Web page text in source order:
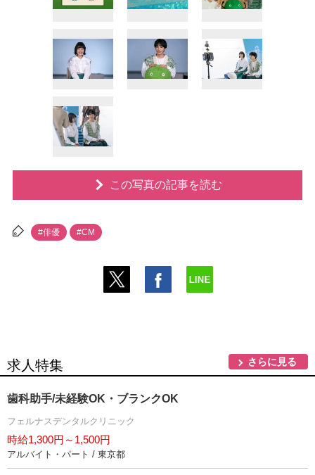
この写真の記事を読む
#俳優 #CM
求人特集 さらに見る
歯科助手/未経験OK・ブランクOK
フェルナスデンタルクリニック
時給1,300円～1,500円
アルバイト・パート / 東京都